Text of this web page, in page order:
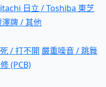
日立 / Toshiba 東芝
牌 / 其他
/ 打不開 嚴重噪音 / 跳舞
(PCB)